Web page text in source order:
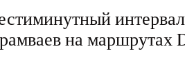
на маршрутах